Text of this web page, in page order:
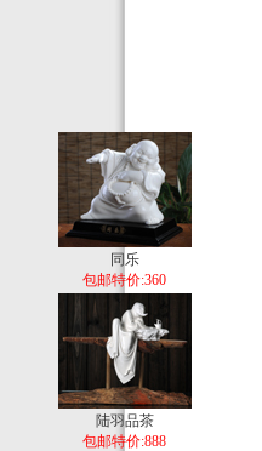
同乐
包邮特价:360
陆羽品茶
包邮特价:888